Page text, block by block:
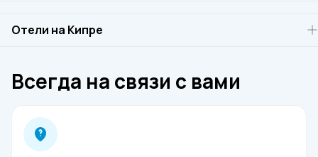
Протарас
Туры на Кипр из Санкт-Петербурга
Важная информация для бронирования туров на Кипр
Информация Covid19
Экскурсии на Кипре
Отели на Кипре
Отели Лимассола
Отели в Варадеро
Всегда на связи с вами